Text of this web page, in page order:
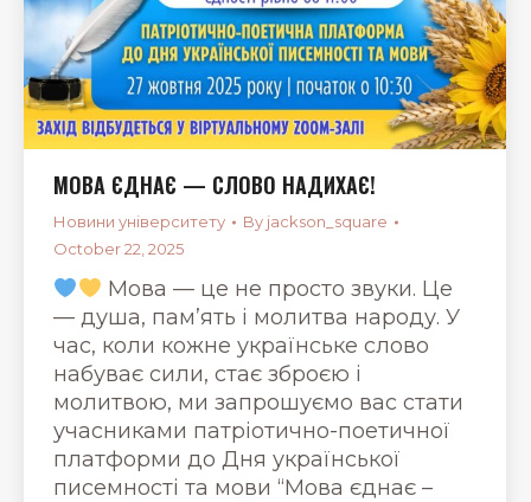
МОВА ЄДНАЄ — СЛОВО НАДИХАЄ!
Новини університету By jackson_square
October 22, 2025
Мова — це не просто звуки. Це
— душа, пам’ять і молитва народу. У
час, коли кожне українське слово
набуває сили, стає зброєю і
молитвою, ми запрошуємо вас стати
учасниками патріотично-поетичної
платформи до Дня української
писемності та мови “Мова єднає –